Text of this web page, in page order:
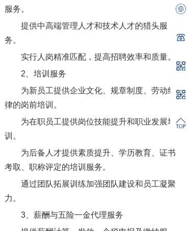
服务。
提供中高端管理人才和技术人才的猎头服
务。
实行人岗精准匹配，提高招聘效率和质量。
2、培训服务
为新员工提供企业文化、规章制度、劳动纪
律的岗前培训。
为在职员工提供岗位技能提升和职业发展培
训。
为后备人才提供素质提升、学历教育、证书
考取、职称评定的培训服务。
通过团队拓展训练加强团队建设和员工凝聚
力。
3、薪酬与五险一金代理服务